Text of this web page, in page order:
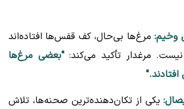
وخیم:مرغ‌ها بی‌حال، کف قفس‌ها افتاده‌اند
مرغدار تأکید می‌کند:"بعضی مرغ‌ها
یکی از تکان‌دهنده‌ترین صحنه‌ها، تلاش